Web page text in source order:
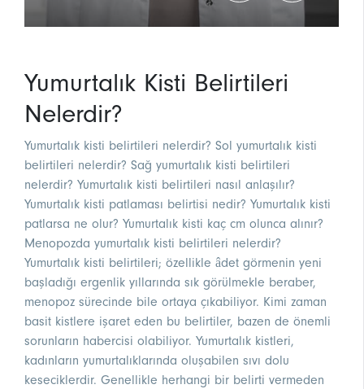
Yumurtalık Kisti Belirtileri
Nelerdir?
Yumurtalık kisti belirtileri nelerdir? Sol yumurtalık kisti
belirtileri nelerdir? Sağ yumurtalık kisti belirtileri
nelerdir? Yumurtalık kisti belirtileri nasıl anlaşılır?
Yumurtalık kisti patlaması belirtisi nedir? Yumurtalık kisti
patlarsa ne olur? Yumurtalık kisti kaç cm olunca alınır?
Menopozda yumurtalık kisti belirtileri nelerdir?
Yumurtalık kisti belirtileri; özellikle âdet görmenin yeni
başladığı ergenlik yıllarında sık görülmekle beraber,
menopoz sürecinde bile ortaya çıkabiliyor. Kimi zaman
basit kistlere işaret eden bu belirtiler, bazen de önemli
sorunların habercisi olabiliyor. Yumurtalık kistleri,
kadınların yumurtalıklarında oluşabilen sıvı dolu
keseciklerdir. Genellikle herhangi bir belirti vermeden